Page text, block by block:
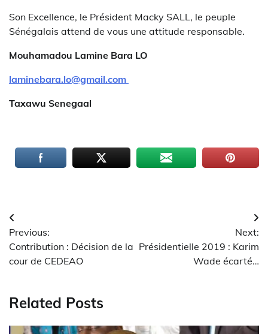
Son Excellence, le Président Macky SALL, le peuple
Sénégalais attend de vous une attitude responsable.
Mouhamadou Lamine Bara LO
laminebara.lo@gmail.com
Taxawu Senegaal
Navigation
de
l’article
Previous:
Contribution : Décision de la
cour de CEDEAO
Next:
Présidentielle 2019 : Karim
Wade écarté…
Related Posts